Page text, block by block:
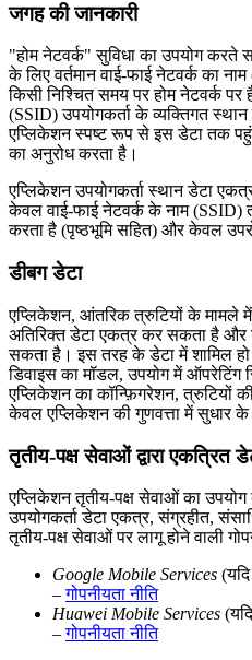
जगह की जानकारी
"होम नेटवर्क" सुविधा का उपयोग करते
के लिए वर्तमान वाई-फाई नेटवर्क का
किसी निश्चित समय पर होम नेटवर्क पर
(SSID) उपयोगकर्ता के व्यक्तिगत
एप्लिकेशन स्पष्ट रूप से इस डेटा तक
का अनुरोध करता है।
एप्लिकेशन उपयोगकर्ता स्थान डेटा
केवल वाई-फाई नेटवर्क के नाम
करता है (पृष्ठभूमि सहित) और केवल
डीबग डेटा
एप्लिकेशन, आंतरिक त्रुटियों के मामले
अतिरिक्त डेटा एकत्र कर सकता है और
सकता है। इस तरह के डेटा में शामिल
डिवाइस का मॉडल, उपयोग में ऑपरेटिंग
एप्लिकेशन का कॉन्फ़िगरेशन, त्रुटियों
केवल एप्लिकेशन की गुणवत्ता में सुधार के
तृतीय-पक्ष सेवाओं द्वारा एकत्रित
एप्लिकेशन तृतीय-पक्ष सेवाओं का उपयोग
उपयोगकर्ता डेटा एकत्र, संग्रहीत,
तृतीय-पक्ष सेवाओं पर लागू होने वाली
Google Mobile Services
–गोपनीयता नीति
Huawei Mobile Services
–गोपनीयता नीति